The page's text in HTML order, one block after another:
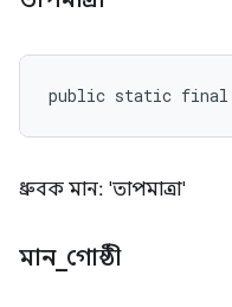
public static final
ধ্রুবক মান: 'তাপমাত্রা'
মান_ গোষ্ঠী